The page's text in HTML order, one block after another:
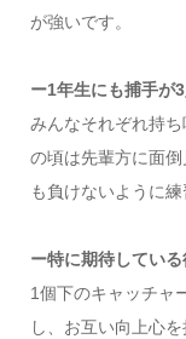
が強いです。
ー1年生にも捕手が
みんなそれぞれ持
の頃は先輩方に面
も負けないように練
ー特に期待してい
1個下のキャッチャ
し、お互い向上心